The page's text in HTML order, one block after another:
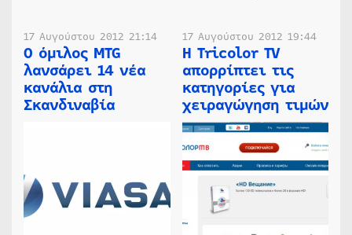
17 Αυγούστου 2012 21:14
Ο όμιλος MTG
λανσάρει 14 νέα
κανάλια στη
Σκανδιναβία
17 Αυγούστου 2012 19:44
H Tricolor TV
απορρίπτει τις
κατηγορίες για
χειραγώγηση τιμών